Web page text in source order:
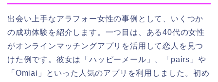
出会い上手なアラフォー女性の事例として、いくつか
の成功体験を紹介します。一つ目は、ある40代の女性
がオンラインマッチングアプリを活用して恋人を見つ
けた例です。彼女は「ハッピーメール」、「pairs」や
「Omiai」といった人気のアプリを利用しました。初め